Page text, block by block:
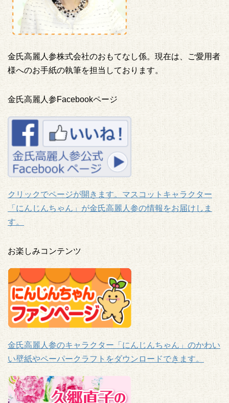
金氏高麗人参株式会社のおもてなし係。現在は、ご愛用者
様へのお手紙の執筆を担当しております。
金氏高麗人参Facebookページ
クリックでページが開きます。マスコットキャラクター
「にんじんちゃん」が金氏高麗人参の情報をお届けしま
す。
お楽しみコンテンツ
金氏高麗人参のキャラクター「にんじんちゃん」のかわい
い壁紙やペーパークラフトをダウンロードできます。